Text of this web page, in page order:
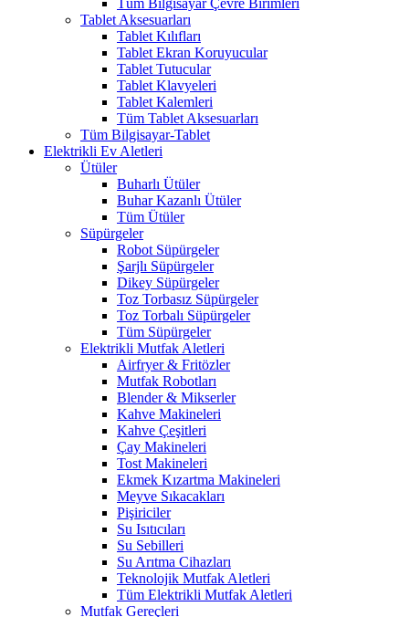
Tüm Bilgisayar Çevre Birimleri
Tablet Aksesuarları
Tablet Kılıfları
Tablet Ekran Koruyucular
Tablet Tutucular
Tablet Klavyeleri
Tablet Kalemleri
Tüm Tablet Aksesuarları
Tüm Bilgisayar-Tablet
Elektrikli Ev Aletleri
Ütüler
Buharlı Ütüler
Buhar Kazanlı Ütüler
Tüm Ütüler
Süpürgeler
Robot Süpürgeler
Şarjlı Süpürgeler
Dikey Süpürgeler
Toz Torbasız Süpürgeler
Toz Torbalı Süpürgeler
Tüm Süpürgeler
Elektrikli Mutfak Aletleri
Airfryer & Fritözler
Mutfak Robotları
Blender & Mikserler
Kahve Makineleri
Kahve Çeşitleri
Çay Makineleri
Tost Makineleri
Ekmek Kızartma Makineleri
Meyve Sıkacakları
Pişiriciler
Su Isıtıcıları
Su Sebilleri
Su Arıtma Cihazları
Teknolojik Mutfak Aletleri
Tüm Elektrikli Mutfak Aletleri
Mutfak Gereçleri